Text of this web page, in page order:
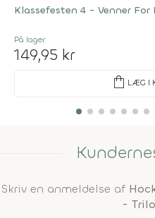
Klassefesten 4 - Venner For
På lager
149,95 kr
shopping_bag LÆG I
Skriv en anmeldelse af
-